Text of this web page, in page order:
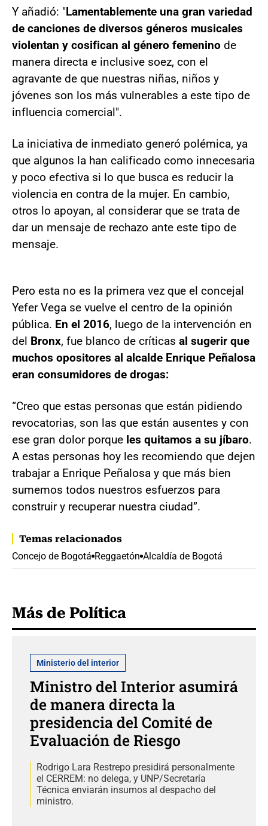
Y añadió: "Lamentablemente una gran variedad
de canciones de diversos géneros musicales
violentan y cosifican al género femenino de
manera directa e inclusive soez, con el
agravante de que nuestras niñas, niños y
jóvenes son los más vulnerables a este tipo de
influencia comercial".
La iniciativa de inmediato generó polémica, ya
que algunos la han calificado como innecesaria
y poco efectiva si lo que busca es reducir la
violencia en contra de la mujer. En cambio,
otros lo apoyan, al considerar que se trata de
dar un mensaje de rechazo ante este tipo de
mensaje.
Pero esta no es la primera vez que el concejal
Yefer Vega se vuelve el centro de la opinión
pública. En el 2016, luego de la intervención en
del Bronx, fue blanco de críticas al sugerir que
muchos opositores al alcalde Enrique Peñalosa
eran consumidores de drogas:
“Creo que estas personas que están pidiendo
revocatorias, son las que están ausentes y con
ese gran dolor porque les quitamos a su jíbaro.
A estas personas hoy les recomiendo que dejen
trabajar a Enrique Peñalosa y que más bien
sumemos todos nuestros esfuerzos para
construir y recuperar nuestra ciudad”.
Temas relacionados
Concejo de Bogotá Reggaetón Alcaldía de Bogotá
Más de Política
Ministerio del interior
Ministro del Interior asumirá
de manera directa la
presidencia del Comité de
Evaluación de Riesgo
Rodrigo Lara Restrepo presidirá personalmente
el CERREM: no delega, y UNP/Secretaría
Técnica enviarán insumos al despacho del
ministro.